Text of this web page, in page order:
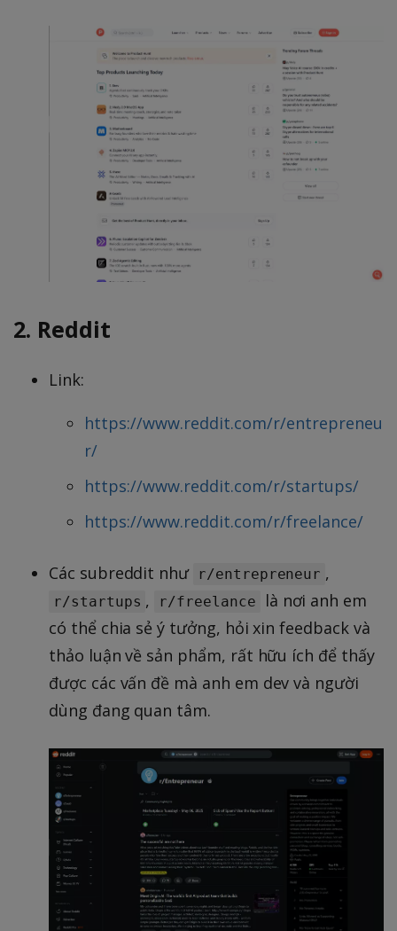
2. Reddit
Link:
https://www.reddit.com/r/entrepreneu
r/
https://www.reddit.com/r/startups/
https://www.reddit.com/r/freelance/
Các subreddit như r/entrepreneur ,
r/startups , r/freelance
là nơi anh em
có thể chia sẻ ý tưởng, hỏi xin feedback và
thảo luận về sản phẩm, rất hữu ích để thấy
được các vấn đề mà anh em dev và người
dùng đang quan tâm.